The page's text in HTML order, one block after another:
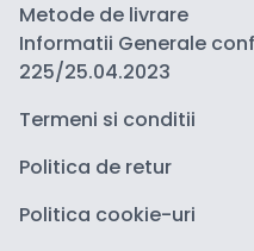
Metode de livrare
Informatii Generale
225/25.04.2023
Termeni si conditii
Politica de retur
Politica cookie-uri